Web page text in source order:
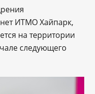
ИТМО Хайпарк,
на территории
следующего